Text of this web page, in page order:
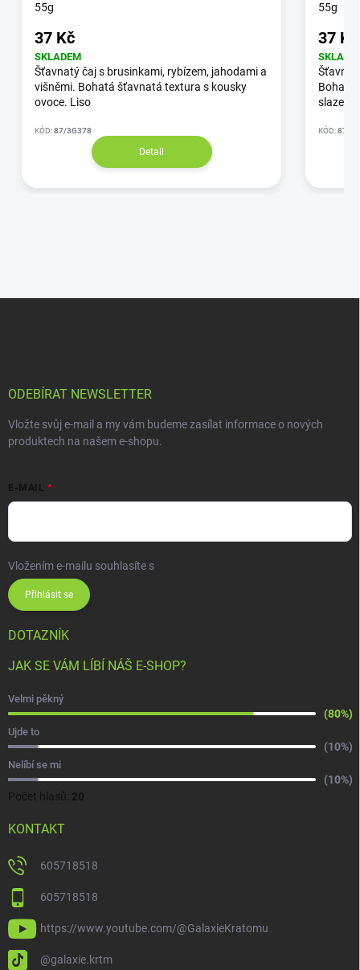
55g
37 Kč
SKLADEM
Šťavnatý čaj s brusinkami, rybízem, jahodami a
višněmi. Bohatá šťavnatá textura s kousky
ovoce. Liso
KÓD:87/3G378
Detail
55g
37 Kč
Bohatá
KÓD:87/
ODEBÍRAT NEWSLETTER
Vložte svůj e-mail a my vám budeme zasílat informace o nových
produktech na našem e-shopu.
E-MAIL
Vložením e-mailu souhlasíte s
Přihlásit se
DOTAZNÍK
JAK SE VÁM LÍBÍ NÁŠ E-SHOP?
Velmi pěkný
(80%)
Ujde to
(10%)
Nelíbí se mi
(10%)
Počet hlasů: 20
KONTAKT
605718518
605718518
https://www.youtube.com/@GalaxieKratomu
@galaxie.krtm